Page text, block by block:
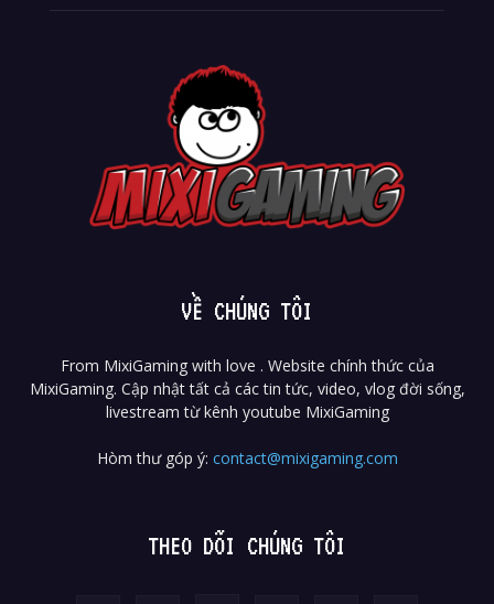
VỀ CHÚNG TÔI
From MixiGaming with love . Website chính thức của
MixiGaming. Cập nhật tất cả các tin tức, video, vlog đời sống,
livestream từ kênh youtube MixiGaming
Hòm thư góp ý: contact@mixigaming.com
THEO DÕI CHÚNG TÔI